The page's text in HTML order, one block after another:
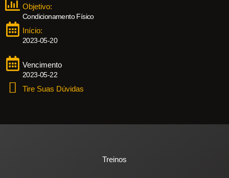
Objetivo:
Condicionamento Físico
Início:
2023-05-20
Vencimento
2023-05-22
Tire Suas Dúvidas
Treinos